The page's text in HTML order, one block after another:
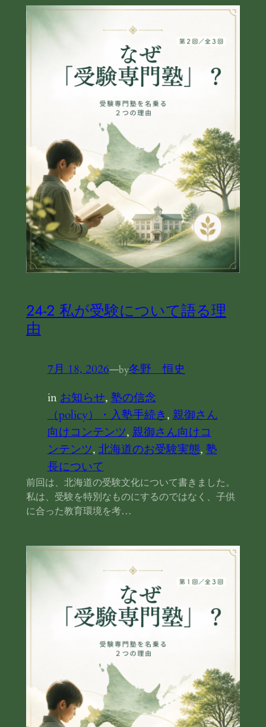
24‐2 私が受験について語る理
由
7月 18, 2026—by冬野 恒史
in お知らせ, 塾の信念
（policy）・入塾手続き, 親御さん
向けコンテンツ, 親御さん向けコ
ンテンツ, 北海道のお受験実態, 塾
長について
前回は、北海道の受験文化について書きました。
私は、受験を特別なものにするのではなく、子供
に合った教育環境を考…